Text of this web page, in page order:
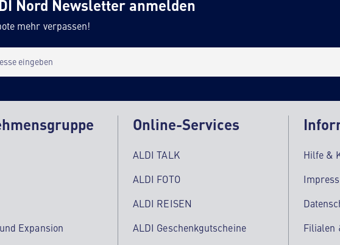
Nord Newsletter anmelden
mehr verpassen!
eingeben
Expansion
Online-Services
ALDI TALK
ALDI FOTO
ALDI REISEN
ALDI Geschenkgutscheine
Hilfe &
Filialen